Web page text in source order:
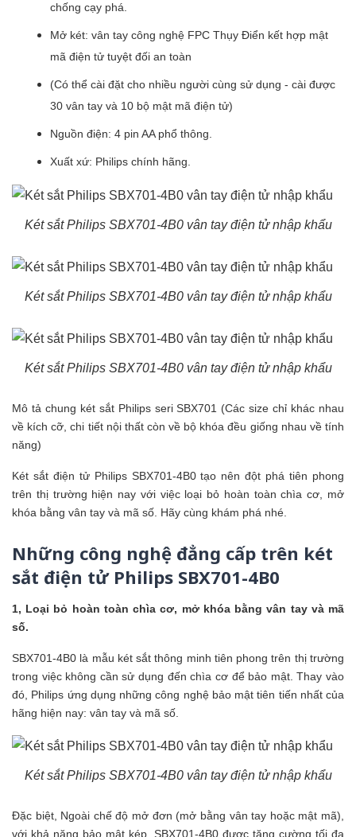
chống cạy phá.
Mở két: vân tay công nghệ FPC Thụy Điển kết hợp mật
mã điện tử tuyệt đối an toàn
(Có thể cài đặt cho nhiều người cùng sử dụng - cài được
30 vân tay và 10 bộ mật mã điện tử)
Nguồn điện: 4 pin AA phổ thông.
Xuất xứ: Philips chính hãng.
Két sắt Philips SBX701-4B0 vân tay điện tử nhập khẩu
Két sắt Philips SBX701-4B0 vân tay điện tử nhập khẩu
Két sắt Philips SBX701-4B0 vân tay điện tử nhập khẩu
Mô tả chung két sắt Philipsseri SBX701 (Các size chỉ khác nhau
về kích cỡ, chi tiết nội thất còn về bộ khóa đều giống nhau về tính
năng)
Két sắt điện tửPhilips SBX701-4B0 tạo nên đột phá tiên phong
trên thị trường hiện nay với việc loại bỏ hoàn toàn chìa cơ, mở
khóa bằng vân tay và mã số. Hãy cùng khám phá nhé.
Những công nghệ đẳng cấp trên két
sắt điện tử Philips SBX701-4B0
1, Loại bỏ hoàn toàn chìa cơ, mở khóa bằng vân tay và mã
số.
SBX701-4B0 là mẫu két sắt thông minh tiên phong trên thị trường
trong việc không cần sử dụng đến chìa cơ để bảo mật. Thay vào
đó, Philips ứng dụng những công nghệ bảo mật tiên tiến nhất của
hãng hiện nay: vân tay và mã số.
Két sắt Philips SBX701-4B0 vân tay điện tử nhập khẩu
Đặc biệt, Ngoài chế độ mở đơn (mở bằng vân tay hoặc mật mã),
với khả năng bảo mật kép, SBX701-4B0 được tăng cường tối đa